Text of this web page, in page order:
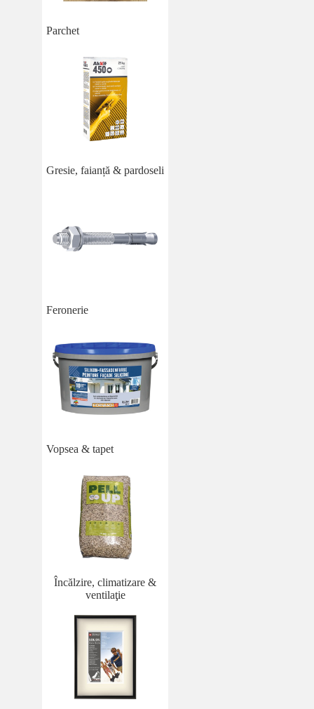
Parchet
Gresie, faianță & pardoseli
Feronerie
Vopsea & tapet
Încălzire, climatizare &
ventilaţie